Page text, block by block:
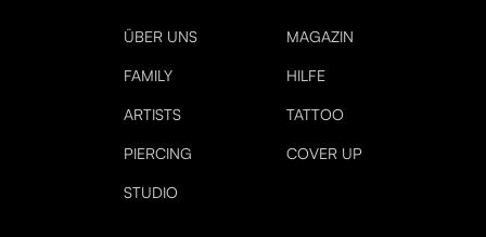
ÜBER UNS MAGAZIN
FAMILY HILFE
ARTISTS TATTOO
PIERCING COVER UP
STUDIO